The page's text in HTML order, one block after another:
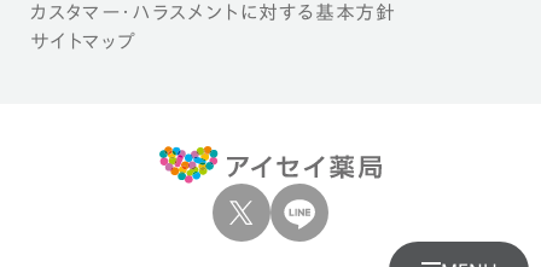
カスタマー・ハラスメントに対する基本方針
サイトマップ